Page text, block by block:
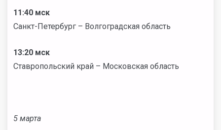
11:40 мск
Санкт-Петербург – Волгоградская область
13:20 мск
Ставропольский край – Московская область
5 марта